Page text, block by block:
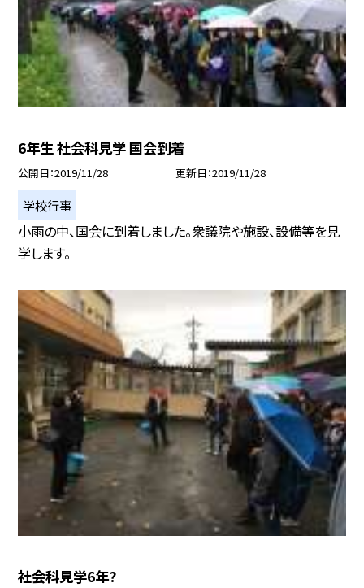
6年生 社会科見学 国会到着
公開日 2019/11/28 更新日 2019/11/28
学校行事
小雨の中、国会に到着しました。衆議院や施設、設備等を見
学します。
社会科見学6年?